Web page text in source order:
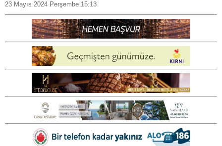
23 Mayıs 2024 Perşembe 15:13